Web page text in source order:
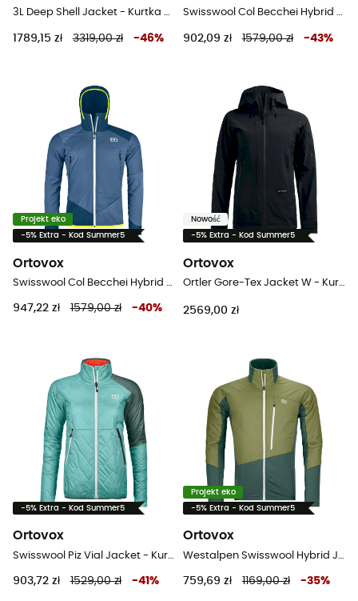
3L Deep Shell Jacket - Kurtka narciarska damska
1789,15 zł 3319,00 zł -46%
Swisswool Col Becchei Hybrid Jacket - Kurtka softshell meska
902,09 zł 1579,00 zł -43%
Projekt eko
-5% Extra - Kod Summer5
Ortovox
Swisswool Col Becchei Hybrid Jacket - Kurtka softshell meska
947,22 zł 1579,00 zł -40%
Nowość
-5% Extra - Kod Summer5
Ortovox
Ortler Gore-Tex Jacket W - Kurtka narciarska damska
2569,00 zł
-5% Extra - Kod Summer5
Ortovox
Swisswool Piz Vial Jacket - Kurtka z wełny Merino® damska
903,72 zł 1529,00 zł -41 %
Projekt eko
-5% Extra - Kod Summer5
Ortovox
Westalpen Swisswool Hybrid Jacket - Kurtki hybrydowe męskie
759,69 zł 1169,00 zł -35%